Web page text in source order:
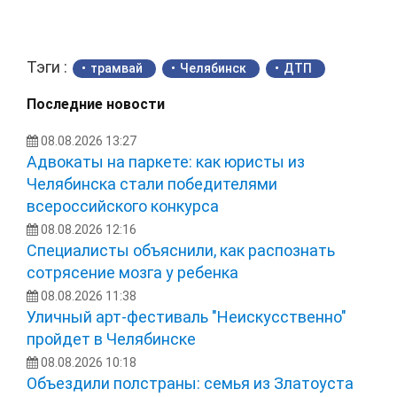
Тэги : трамвай Челябинск ДТП
Последние новости
08.08.2026 13:27
Адвокаты на паркете: как юристы из
Челябинска стали победителями
всероссийского конкурса
08.08.2026 12:16
Специалисты объяснили, как распознать
сотрясение мозга у ребенка
08.08.2026 11:38
Уличный арт-фестиваль "Неискусственно"
пройдет в Челябинске
08.08.2026 10:18
Объездили полстраны: семья из Златоуста